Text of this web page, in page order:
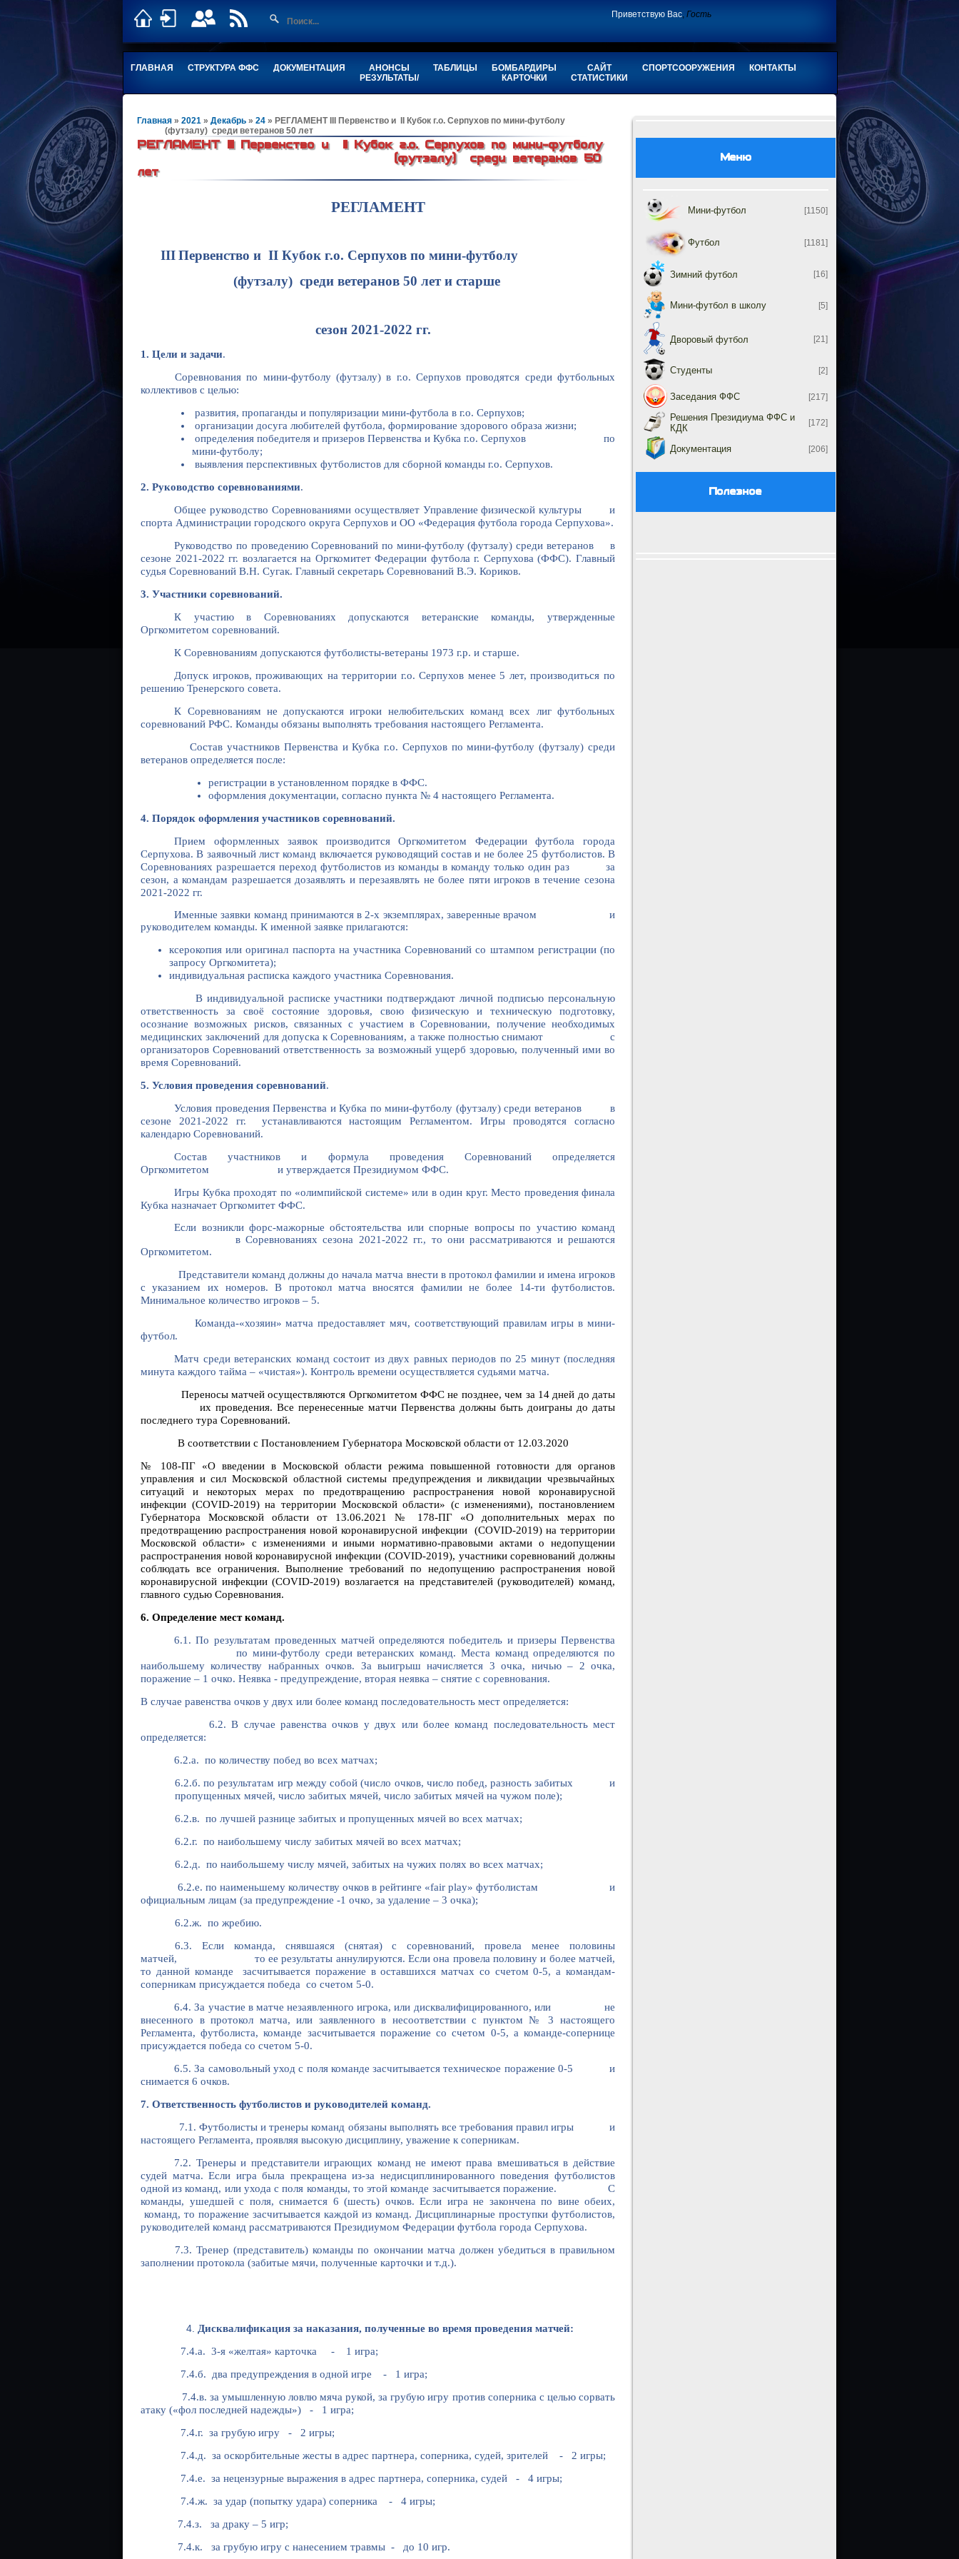
Приветствую Вас,Гость
ГЛАВНАЯ СТРУКТУРА ФФС ДОКУМЕНТАЦИЯ
АНОНСЫ
РЕЗУЛЬТАТЫ/
ТАБЛИЦЫ
БОМБАРДИРЫ
КАРТОЧКИ
САЙТ
СТАТИСТИКИ
СПОРТСООРУЖЕНИЯ КОНТАКТЫ
Главная » 2021 » Декабрь » 24 » РЕГЛАМЕНТ III Первенство и II Кубок г.о. Серпухов по мини-футболу
(футзалу) среди ветеранов 50 лет
РЕГЛАМЕНТ III Первенство и II Кубок г.о. Серпухов по мини-футболу
(футзалу) среди ветеранов 50
лет
РЕГЛАМЕНТ
IIIПервенство и II Кубок г.о. Серпухов по мини-футболу
(футзалу) среди ветеранов 50 лет и старше
сезон 2021-2022 гг.
1. Цели и задачи.
Соревнования по мини-футболу (футзалу) в г.о. Серпухов проводятся среди футбольных
коллективов с целью:
развития, пропаганды и популяризации мини-футбола в г.о. Серпухов;
организации досуга любителей футбола, формирование здорового образа жизни;
определения победителя и призеров Первенства и Кубка г.о. Серпухов по
мини-футболу;
выявления перспективных футболистов для сборной команды г.о. Серпухов.
2. Руководство соревнованиями.
Общее руководство Соревнованиями осуществляет Управление физической культуры и
спорта Администрации городского округа Серпухов и ОО «Федерация футбола города Серпухова».
Руководство по проведению Соревнований по мини-футболу (футзалу) среди ветеранов в
сезоне 2021-2022 гг. возлагается на Оргкомитет Федерации футбола г. Серпухова (ФФС). Главный
судья Соревнований В.Н. Сугак. Главный секретарь Соревнований В.Э. Кориков.
3. Участники соревнований.
К участию в Соревнованиях допускаются ветеранские команды, утвержденные
Оргкомитетом соревнований.
К Соревнованиям допускаются футболисты-ветераны 1973 г.р. и старше.
Допуск игроков, проживающих на территории г.о. Серпухов менее 5 лет, производиться по
решению Тренерского совета.
К Соревнованиям не допускаются игроки нелюбительских команд всех лиг футбольных
соревнований РФС. Команды обязаны выполнять требования настоящего Регламента.
Состав участников Первенства и Кубка г.о. Серпухов по мини-футболу (футзалу) среди
ветеранов определяется после:
регистрации в установленном порядке в ФФС.
оформления документации, согласно пункта № 4 настоящего Регламента.
4. Порядок оформления участников соревнований.
Прием оформленных заявок производится Оргкомитетом Федерации футбола города
Серпухова. В заявочный лист команд включается руководящий состав и не более 25 футболистов. В
Соревнованиях разрешается переход футболистов из команды в команду только один раз за
сезон, а командам разрешается дозаявлять и перезаявлять не более пяти игроков в течение сезона
2021-2022 гг.
Именные заявки команд принимаются в 2-х экземплярах, заверенные врачом и
руководителем команды. К именной заявке прилагаются:
ксерокопия или оригинал паспорта на участника Соревнований со штампом регистрации(по
запросу Оргкомитета);
индивидуальная расписка каждого участника Соревнования.
В индивидуальной расписке участники подтверждают личной подписью персональную
ответственность за своё состояние здоровья, свою физическую и техническую подготовку,
осознание возможных рисков, связанных с участием в Соревновании, получение необходимых
медицинских заключений для допуска к Соревнованиям, а также полностью снимают с
организаторов Соревнований ответственность за возможный ущерб здоровью, полученный ими во
время Соревнований.
5. Условия проведения соревнований.
Условия проведения Первенства и Кубка по мини-футболу (футзалу) среди ветеранов в
сезоне 2021-2022 гг. устанавливаются настоящим Регламентом. Игры проводятся согласно
календарю Соревнований.
Состав участников и формула проведения Соревнований определяется
Оргкомитетом и утверждается Президиумом ФФС.
Игры Кубка проходят по «олимпийской системе» или в один круг. Место проведения финала
Кубка назначает Оргкомитет ФФС.
Если возникли форс-мажорные обстоятельства или спорные вопросы по участию команд
в Соревнованиях сезона 2021-2022 гг., то они рассматриваются и решаются
Оргкомитетом.
Представители команд должны до начала матча внести в протокол фамилии и имена игроков
с указанием их номеров. В протокол матча вносятся фамилии не более 14-ти футболистов.
Минимальное количество игроков – 5.
Команда-«хозяин» матча предоставляет мяч, соответствующий правилам игры в мини-
футбол.
Матч среди ветеранских команд состоит из двух равных периодов по 25 минут (последняя
минута каждого тайма – «чистая»). Контроль времени осуществляется судьями матча.
Переносы матчей осуществляются Оргкомитетом ФФС не позднее, чем за 14 дней до даты
их проведения. Все перенесенные матчи Первенства должны быть доиграны до даты
последнего тура Соревнований.
В соответствии с Постановлением Губернатора Московской области от 12.03.2020
№ 108-ПГ «О введении в Московской области режима повышенной готовности для органов
управления и сил Московской областной системы предупреждения и ликвидации чрезвычайных
ситуаций и некоторых мерах по предотвращению распространения новой коронавирусной
инфекции (COVID-2019) на территории Московской области» (с изменениями), постановлением
Губернатора Московской области от 13.06.2021 № 178-ПГ «О дополнительных мерах по
предотвращению распространения новой коронавирусной инфекции (COVID-2019) на территории
Московской области» с изменениями и иными нормативно-правовыми актами о недопущении
распространения новой коронавирусной инфекции (COVID-2019), участники соревнований должны
соблюдать все ограничения. Выполнение требований по недопущению распространения новой
коронавирусной инфекции (COVID-2019) возлагается на представителей (руководителей) команд,
главного судью Соревнования.
6. Определение мест команд.
6.1. По результатам проведенных матчей определяются победитель и призеры Первенства
по мини-футболу среди ветеранских команд. Места команд определяются по
наибольшему количеству набранных очков. За выигрыш начисляется 3 очка, ничью – 2 очка,
поражение – 1 очко. Неявка - предупреждение, вторая неявка – снятие с соревнования.
В случае равенства очков у двух или более команд последовательность мест определяется:
6.2. В случае равенства очков у двух или более команд последовательность мест
определяется:
6.2.а. по количеству побед во всех матчах;
6.2.б. по результатам игр между собой (число очков, число побед, разность забитых и
пропущенных мячей, число забитых мячей, число забитых мячей на чужом поле);
6.2.в. по лучшей разнице забитых и пропущенных мячей во всех матчах;
6.2.г. по наибольшему числу забитых мячей во всех матчах;
6.2.д. по наибольшему числу мячей, забитых на чужих полях во всех матчах;
6.2.е. по наименьшему количеству очков в рейтинге «fair play» футболистам и
официальным лицам (за предупреждение -1 очко, за удаление – 3 очка);
6.2.ж. по жребию.
6.3. Если команда, снявшаяся (снятая) с соревнований, провела менее половины
матчей, то ее результаты аннулируются. Если она провела половину и более матчей,
то данной команде засчитывается поражение в оставшихся матчах со счетом 0-5, а командам-
соперникам присуждается победа со счетом 5-0.
6.4. За участие в матче незаявленного игрока, или дисквалифицированного, или не
внесенного в протокол матча, или заявленного в несоответствии с пунктом № 3 настоящего
Регламента, футболиста, команде засчитывается поражение со счетом 0-5, а команде-сопернице
присуждается победа со счетом 5-0.
6.5. За самовольный уход с поля команде засчитывается техническое поражение 0-5 и
снимается 6 очков.
7. Ответственность футболистов и руководителей команд.
7.1. Футболисты и тренеры команд обязаны выполнять все требования правил игры и
настоящего Регламента, проявляя высокую дисциплину, уважение к соперникам.
7.2. Тренеры и представители играющих команд не имеют права вмешиваться в действие
судей матча. Если игра была прекращена из-за недисциплинированного поведения футболистов
одной из команд, или ухода с поля команды, то этой команде засчитывается поражение. С
команды, ушедшей с поля, снимается 6 (шесть) очков. Если игра не закончена по вине обеих,
команд, то поражение засчитывается каждой из команд. Дисциплинарные проступки футболистов,
руководителей команд рассматриваются Президиумом Федерации футбола города Серпухова.
7.3. Тренер (представитель) команды по окончании матча должен убедиться в правильном
заполнении протокола (забитые мячи, полученные карточки и т.д.).
Дисквалификация за наказания, полученные во время проведения матчей:
7.4.а. 3-я «желтая» карточка - 1 игра;
7.4.б. два предупреждения в одной игре - 1 игра;
7.4.в. за умышленную ловлю мяча рукой, за грубую игру против соперника с целью сорвать
атаку («фол последней надежды») - 1 игра;
7.4.г. за грубую игру - 2 игры;
7.4.д. за оскорбительные жесты в адрес партнера, соперника, судей, зрителей - 2 игры;
7.4.е. за нецензурные выражения в адрес партнера, соперника, судей - 4 игры;
7.4.ж. за удар (попытку удара) соперника - 4 игры;
7.4.з. за драку – 5 игр;
7.4.к. за грубую игру с нанесением травмы - до 10 игр.
Меню
Мини-футбол [1150]
Футбол [1181]
Зимний футбол [16]
Мини-футбол в школу [5]
Дворовый футбол [21]
Студенты [2]
Заседания ФФС [217]
Решения Президиума ФФС и
КДК
[172]
Документация [206]
Полезное